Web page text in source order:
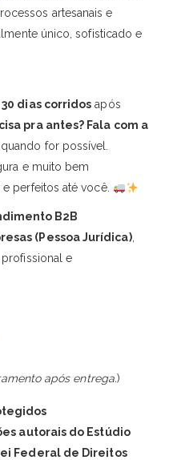
artesanais e
único, sofisticado e
30 dias corridos após
pra antes? Fala com a
for possível.
e muito bem
perfeitos até você.
B2B
(Pessoa Jurídica),
e
após entrega.)
autorais do Estúdio
Federal de Direitos